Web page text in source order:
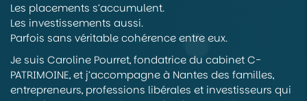
Les placements s’accumulent.
Les investissements aussi.
Parfois sans véritable cohérence entre eux.
Je suis Caroline Pourret, fondatrice du cabinet C-
PATRIMOINE, et j’accompagne à Nantes des familles,
entrepreneurs, professions libérales et investisseurs qui